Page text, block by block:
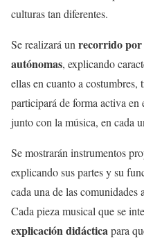
culturas tan diferentes.
Se realizará un recorrido por
autónomas, explicando
ellas en cuanto a costumbres,
participará de forma activa en
junto con la música, en cada
Se mostrarán instrumentos
explicando sus partes y su
cada una de las comunidades
Cada pieza musical que se
explicación didácticapara